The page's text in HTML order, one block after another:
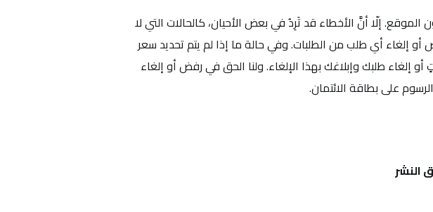
إلّا أنَّ الأخطاء قد تَرِدُ في بعض الأحيان، كالحالات التي لا
إلغاء أي طلب من الطلبات. وفي حالة ما إذا لم يتم تحديد سعر
إلغاء طلبك وإبلاغك بهذا الإلغاء. ولنا الحق في رفض أو إلغاء
على بطاقة الائتمان.
النشر